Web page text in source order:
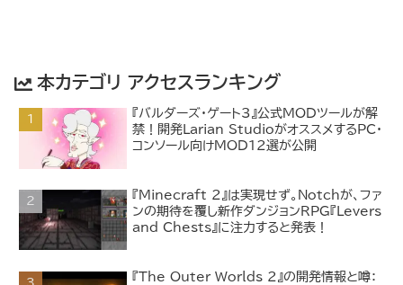
本カテゴリ アクセスランキング
『バルダーズ・ゲート3』公式MODツールが解
禁！開発Larian StudioがオススメするPC・
コンソール向けMOD12選が公開
『Minecraft 2』は実現せず。Notchが、ファ
ンの期待を覆し新作ダンジョンRPG『Levers
and Chests』に注力すると発表！
『The Outer Worlds 2』の開発情報と噂：